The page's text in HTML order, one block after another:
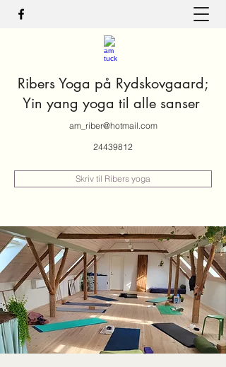
Ribers Yoga på Rydskovgaard;
Yin yang yoga til alle sanser
am_riber@hotmail.com
24439812
Skriv til Ribers yoga